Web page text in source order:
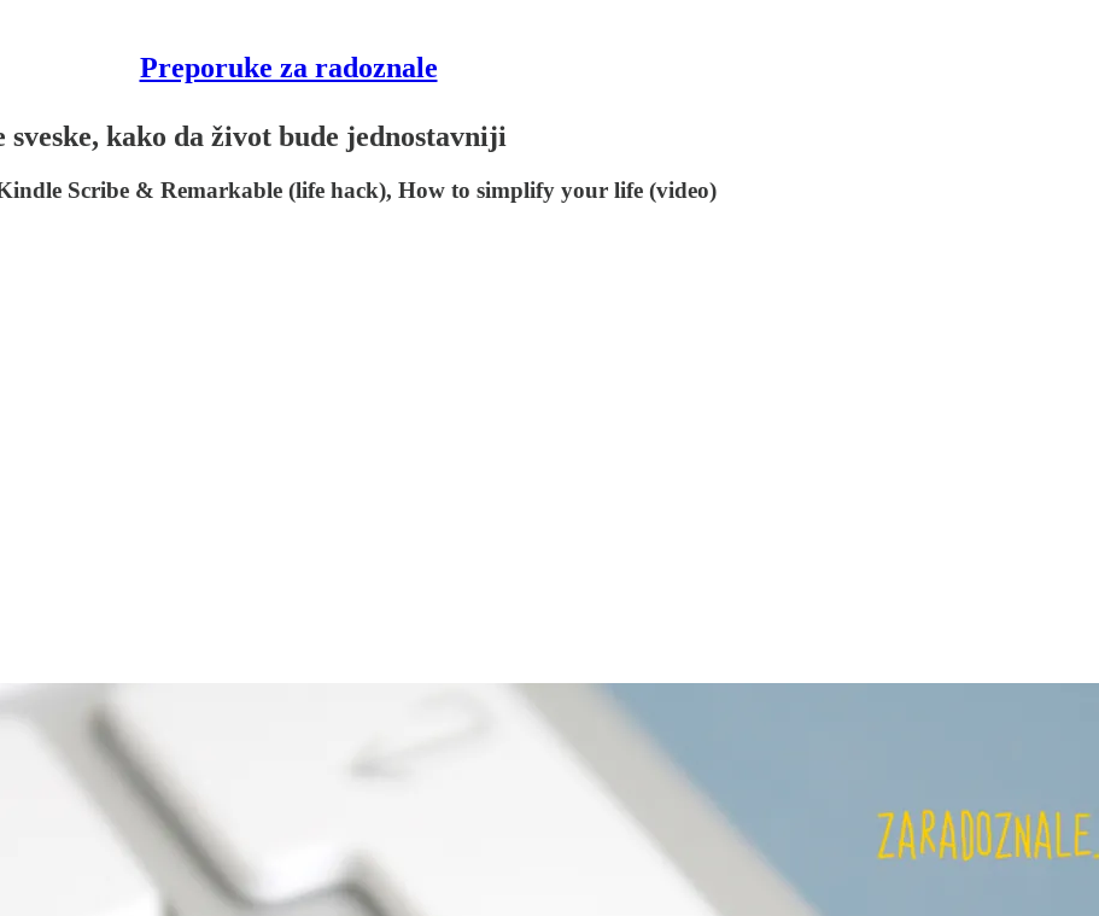
Preporuke za radoznale
kako da život bude jednostavniji
Scribe & Remarkable (life hack), How to simplify your life (video)